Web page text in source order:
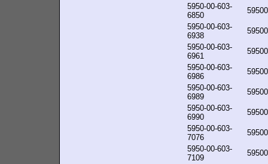
5950-00-603-
6850
5950-00-603-
6938
5950-00-603-
6961
5950-00-603-
6986
5950-00-603-
6989
5950-00-603-
6990
5950-00-603-
7076
5950-00-603-
7109